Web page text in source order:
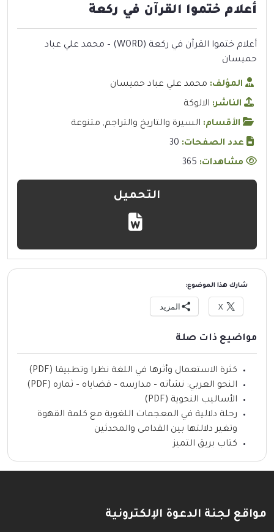
أعلام ختموا القرآن في ركعة
أعلام ختموا القرآن في ركعة (WORD) – محمد علي عباد
حميسان
المؤلف: محمد علي عباد حميسان
الناشر: الالوكة
الأقسام: السيرة والتاريخ والتراجم, متنوعة
عدد الصفحات: 30
مشاهدات:
التحميل
شارك هذا الموضوع:
X المزيد
مواضيع ذات صلة
كثرة الاستعمال وأثرها في اللغة نظرا وتطبيقا (PDF)
النحو العربي: نشأته – مدارسه – قضاياه – ثماره (PDF)
الأساليب النحوية (PDF)
رحلة دلالية في المعجمات اللغوية مع كلمة القهوة
وتغير دلالتها بين القدامى والمحدثين
كتاب بريق التميز
مواقع لجنة الدعوة الإلكترونية